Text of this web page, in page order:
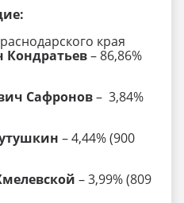
края
– 86,86%
Сафронов– 3,84%
– 4,44% (900
– 3,99% (809